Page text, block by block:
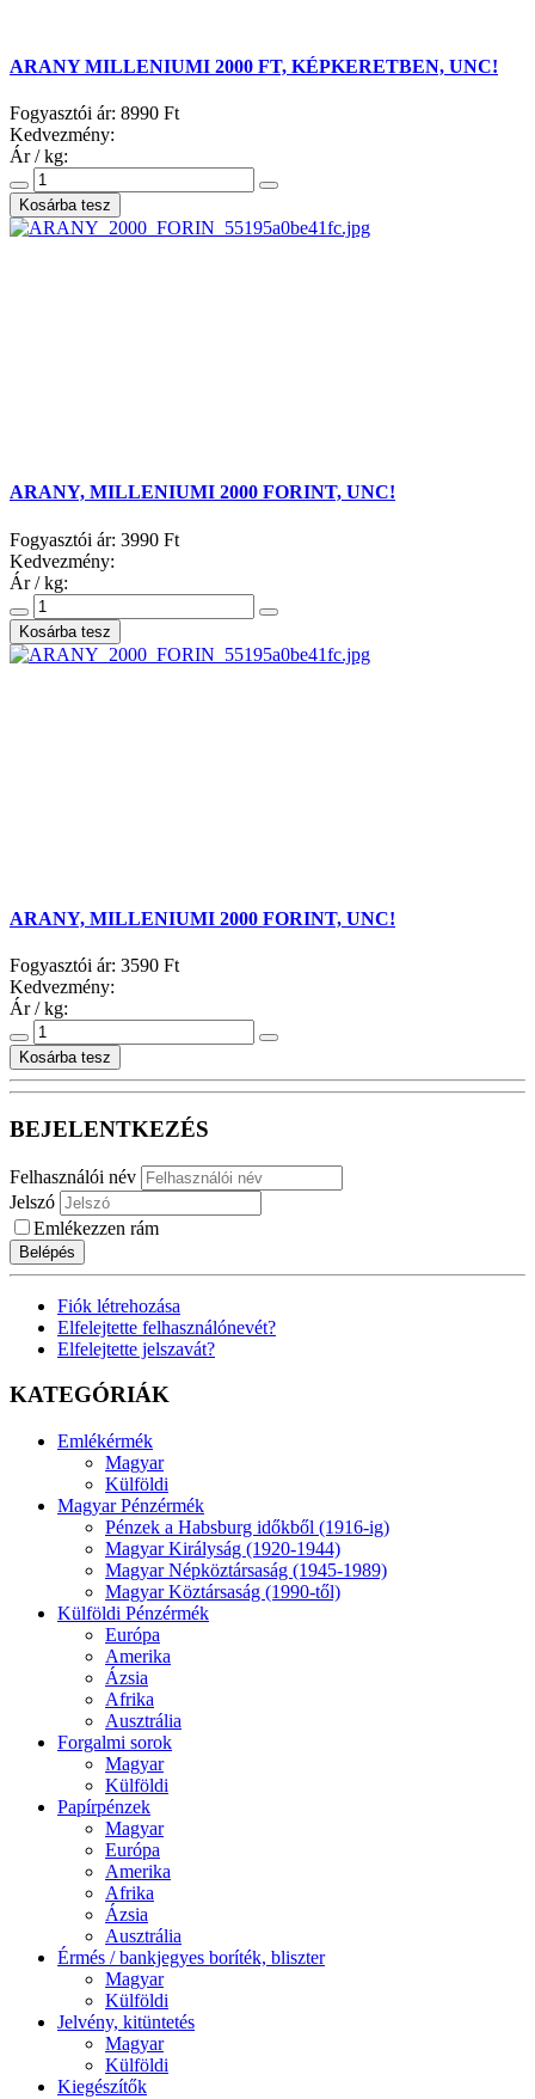
ARANY MILLENIUMI 2000 FT, KÉPKERETBEN, UNC!
Fogyasztói ár: 8990 Ft
Kedvezmény:
Ár / kg:
ARANY, MILLENIUMI 2000 FORINT, UNC!
Fogyasztói ár: 3990 Ft
Kedvezmény:
Ár / kg:
ARANY, MILLENIUMI 2000 FORINT, UNC!
Fogyasztói ár: 3590 Ft
Kedvezmény:
Ár / kg:
BEJELENTKEZÉS
Felhasználói név
Jelszó
Emlékezzen rám
Belépés
Fiók létrehozása
Elfelejtette felhasználónevét?
Elfelejtette jelszavát?
KATEGÓRIÁK
Emlékérmék
Magyar
Külföldi
Magyar Pénzérmék
Pénzek a Habsburg időkből (1916-ig)
Magyar Királyság (1920-1944)
Magyar Népköztársaság (1945-1989)
Magyar Köztársaság (1990-től)
Külföldi Pénzérmék
Európa
Amerika
Ázsia
Afrika
Ausztrália
Forgalmi sorok
Magyar
Külföldi
Papírpénzek
Magyar
Európa
Amerika
Afrika
Ázsia
Ausztrália
Érmés / bankjegyes boríték, bliszter
Magyar
Külföldi
Jelvény, kitüntetés
Magyar
Külföldi
Kiegészítők